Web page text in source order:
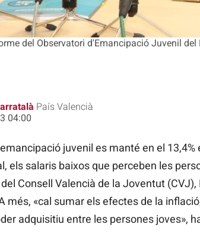
del Observatori d'Emancipació Juvenil
País Valencià
04:00
juvenil es manté en el
els salaris baixos que perceben les
Consell Valencià de la Joventut
més, «cal sumar els efectes de la
adquisitiu entre les persones joves»,